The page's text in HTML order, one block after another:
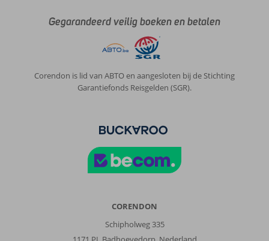
Gegarandeerd veilig boeken en betalen
Corendon is lid van ABTO en aangesloten bij de Stichting
Garantiefonds Reisgelden (SGR).
CORENDON
Schipholweg 335